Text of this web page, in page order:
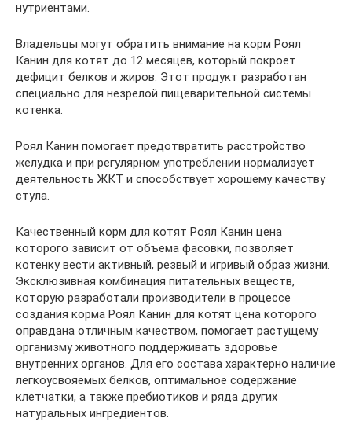
нутриентами.
Владельцы могут обратить внимание на корм Роял
Канин для котят до 12 месяцев, который покроет
дефицит белков и жиров. Этот продукт разработан
специально для незрелой пищеварительной системы
котенка.
Роял Канин помогает предотвратить расстройство
желудка и при регулярном употреблении нормализует
деятельность ЖКТ и способствует хорошему качеству
стула.
Качественный корм для котят Роял Канин цена
которого зависит от объема фасовки, позволяет
котенку вести активный, резвый и игривый образ жизни.
Эксклюзивная комбинация питательных веществ,
которую разработали производители в процессе
создания корма Роял Канин для котят цена которого
оправдана отличным качеством, помогает растущему
организму животного поддерживать здоровье
внутренних органов. Для его состава характерно наличие
легкоусвояемых белков, оптимальное содержание
клетчатки, а также пребиотиков и ряда других
натуральных ингредиентов.